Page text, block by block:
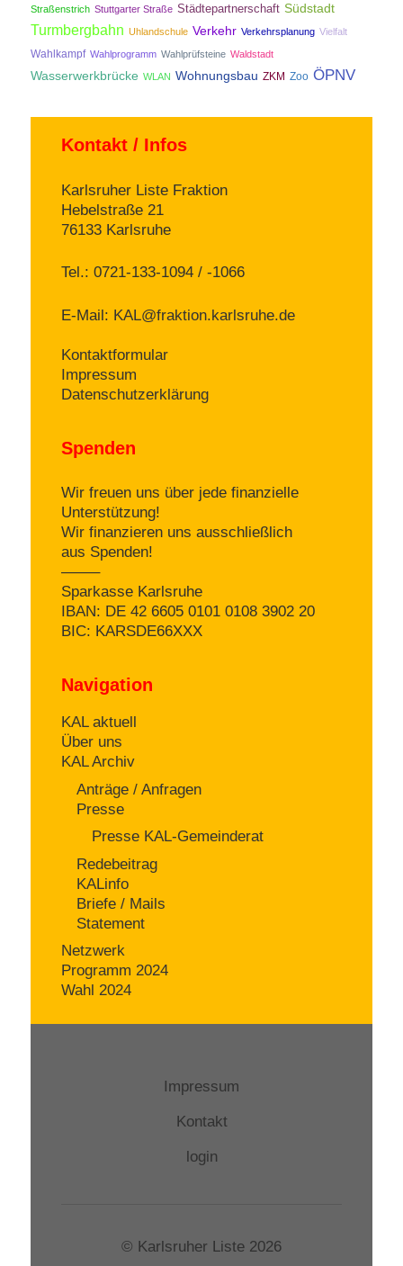
Straßenstrich Stuttgarter Straße Städtepartnerschaft Südstadt
Turmbergbahn Uhlandschule Verkehr Verkehrsplanung Vielfalt
Wahlkampf Wahlprogramm Wahlprüfsteine Waldstadt
Wasserwerkbrücke WLAN Wohnungsbau ZKM Zoo ÖPNV
Kontakt / Infos
Karlsruher Liste Fraktion
Hebelstraße 21
76133 Karlsruhe
Tel.: 0721-133-1094 / -1066
E-Mail: KAL@fraktion.karlsruhe.de
Kontaktformular
Impressum
Datenschutzerklärung
Spenden
Wir freuen uns über jede finanzielle
Unterstützung!
Wir finanzieren uns ausschließlich
aus Spenden!
——–
Sparkasse Karlsruhe
IBAN: DE 42 6605 0101 0108 3902 20
BIC: KARSDE66XXX
Navigation
KAL aktuell
Über uns
KAL Archiv
Anträge / Anfragen
Presse
Presse KAL-Gemeinderat
Redebeitrag
KALinfo
Briefe / Mails
Statement
Netzwerk
Programm 2024
Wahl 2024
Impressum
Kontakt
login
© Karlsruher Liste 2026